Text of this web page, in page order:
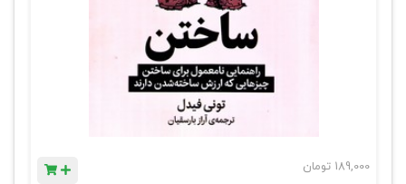
189,000 تومان